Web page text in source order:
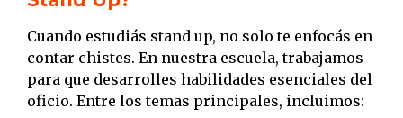
Cuando estudiás stand up, no solo te enfocás en
contar chistes. En nuestra escuela, trabajamos
para que desarrolles habilidades esenciales del
oficio. Entre los temas principales, incluimos: